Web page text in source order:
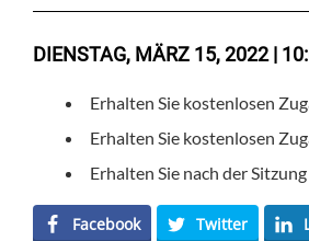
DIENSTAG, MÄRZ 15, 2022 |
Erhalten Sie kostenlosen
Erhalten Sie kostenlosen
Erhalten Sie nach der
Facebook Twitter